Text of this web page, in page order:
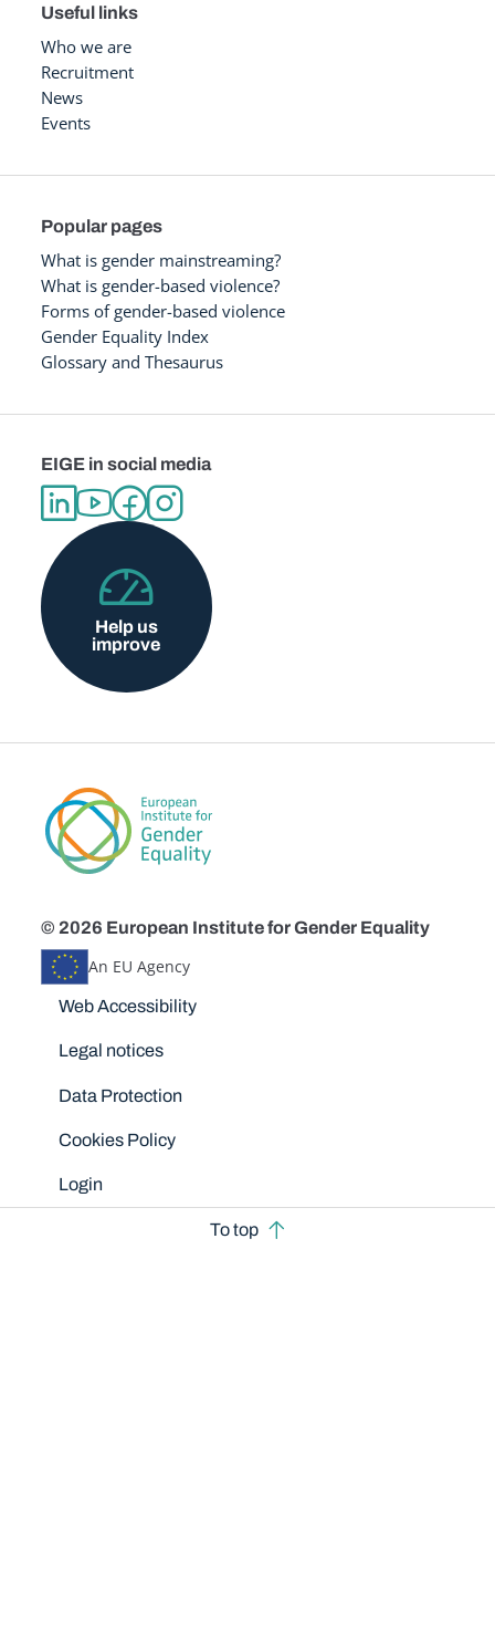
Useful links
Who we are
Recruitment
News
Events
Popular pages
What is gender mainstreaming?
What is gender-based violence?
Forms of gender-based violence
Gender Equality Index
Glossary and Thesaurus
EIGE in social media
Help us
improve
© 2026 European Institute for Gender Equality
An EU Agency
Disclaimers
Web Accessibility
Legal notices
Data Protection
Cookies Policy
Login
To top